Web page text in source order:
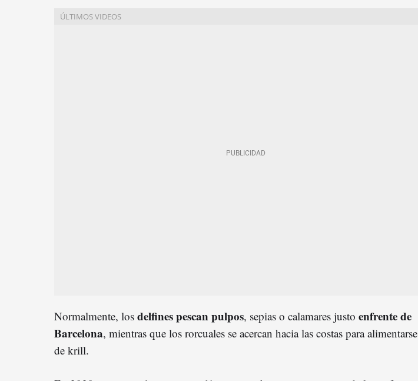
Normalmente, los delfines pescan pulpos, sepias o calamares justo enfrente de
Barcelona, mientras que los rorcuales se acercan hacia las costas para alimentarse
de krill.